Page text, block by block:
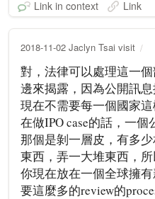
Link in context Link
2018-11-02 Jaclyn Tsai visit
對，法律可以處理這一
邊來揭露，因為公開訊
現在不需要每一個國家
在做IPO case的話，一個
那個是剝一層皮，有多
東西，弄一大堆東西，
你現在放在一個全球擁
要這麼多的review的